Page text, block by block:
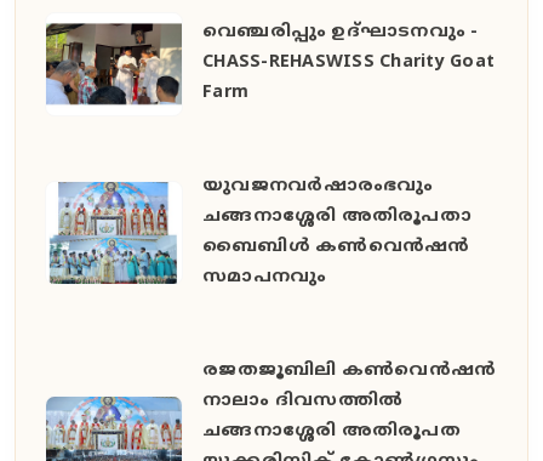
വെഞ്ചരിപ്പും ഉദ്ഘാടനവും -
CHASS-REHASWISS Charity Goat
Farm
യുവജനവർഷാരംഭവും
ചങ്ങനാശ്ശേരി അതിരൂപതാ
ബൈബിൾ കൺവെൻഷൻ
സമാപനവും
രജതജൂബിലി കൺവെൻഷൻ
നാലാം ദിവസത്തിൽ
ചങ്ങനാശ്ശേരി അതിരൂപത